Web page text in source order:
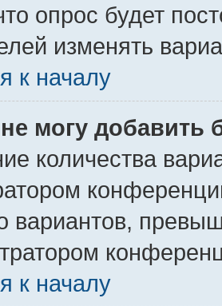
опрос будет
изменять
к началу
могу добавить
количества
вариантов,
к началу